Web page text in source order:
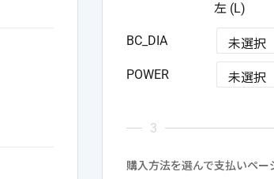
左 (L)
BC_DIA
POWER
購入方法を選んで支払いペー